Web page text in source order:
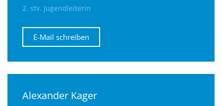
2. stv. Jugendleiterin
E-Mail schreiben
Alexander Kager